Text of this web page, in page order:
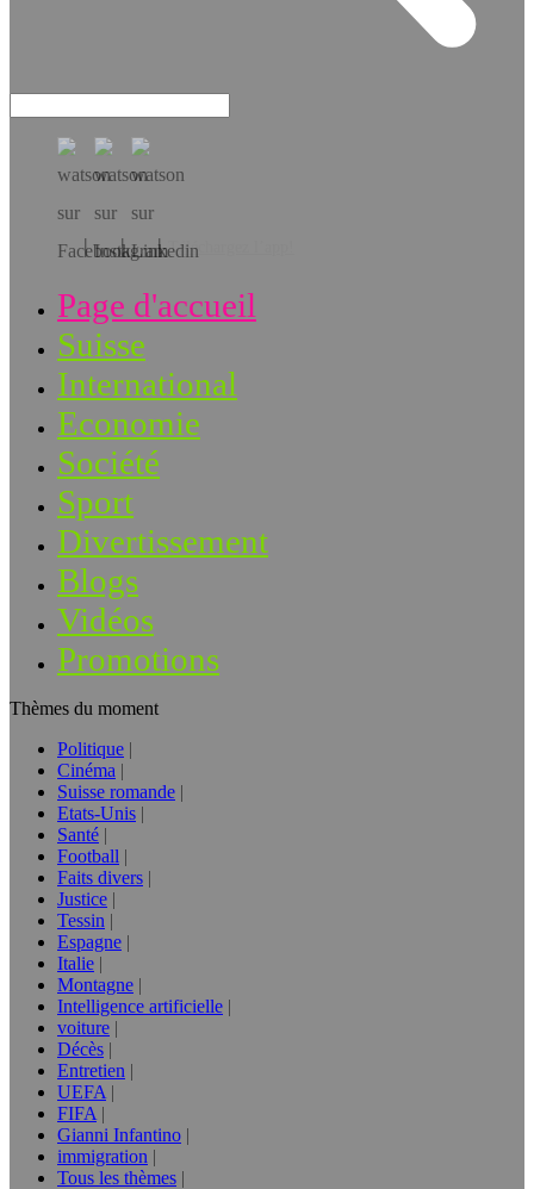
Téléchargez l’app!
Page d'accueil
Suisse
International
Economie
Société
Sport
Divertissement
Blogs
Vidéos
Promotions
Thèmes du moment
Politique
Cinéma
Suisse romande
Etats-Unis
Santé
Football
Faits divers
Justice
Tessin
Espagne
Italie
Montagne
Intelligence artificielle
voiture
Décès
Entretien
UEFA
FIFA
Gianni Infantino
immigration
Tous les thèmes